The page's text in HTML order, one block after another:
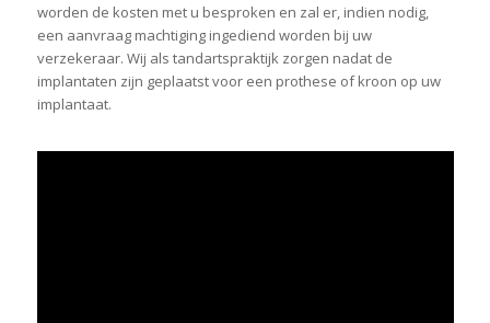
worden de kosten met u besproken en zal er, indien nodig,
een aanvraag machtiging ingediend worden bij uw
verzekeraar. Wij als tandartspraktijk zorgen nadat de
implantaten zijn geplaatst voor een prothese of kroon op uw
implantaat.